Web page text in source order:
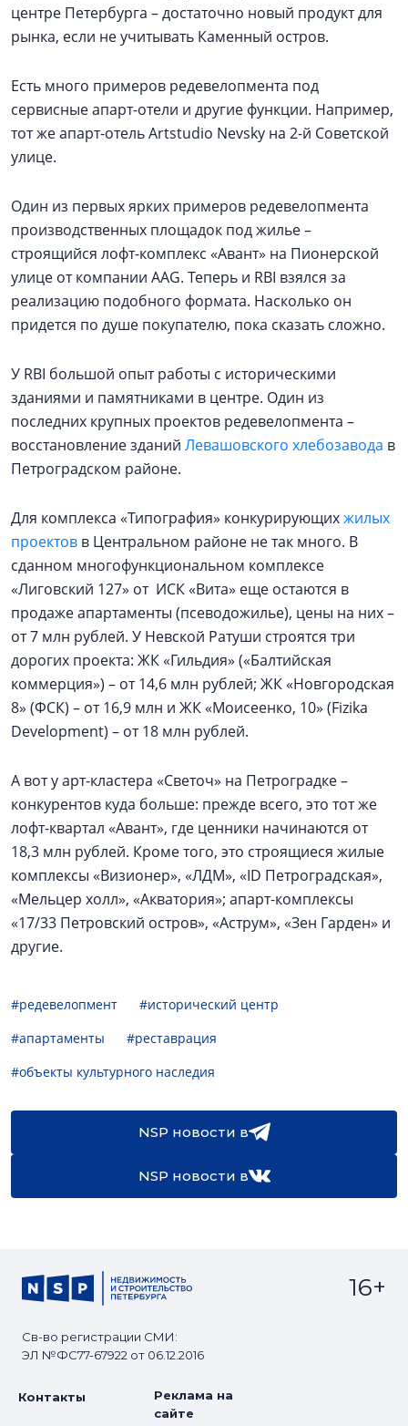
центре Петербурга – достаточно новый продукт для
рынка, если не учитывать Каменный остров.
Есть много примеров редевелопмента под
сервисные апарт-отели и другие функции. Например,
тот же апарт-отель Artstudio Nevsky на 2-й Советской
улице.
Один из первых ярких примеров редевелопмента
производственных площадок под жилье –
строящийся лофт-комплекс «Авант» на Пионерской
улице от компании AAG. Теперь и RBI взялся за
реализацию подобного формата. Насколько он
придется по душе покупателю, пока сказать сложно.
У RBI большой опыт работы с историческими
зданиями и памятниками в центре. Один из
последних крупных проектов редевелопмента –
восстановление зданий Левашовского хлебозавода в
Петроградском районе.
Для комплекса «Типография» конкурирующихжилых
проектов в Центральном районе не так много. В
сданном многофункциональном комплексе
«Лиговский 127» от ИСК «Вита» еще остаются в
продаже апартаменты (псеводожилье), цены на них –
от 7 млн рублей. У Невской Ратуши строятся три
дорогих проекта: ЖК «Гильдия» («Балтийская
коммерция») – от 14,6 млн рублей; ЖК «Новгородская
8» (ФСК) – от 16,9 млн и ЖК «Моисеенко, 10» (Fizika
Development) – от 18 млн рублей.
А вот у арт-кластера «Светоч» на Петроградке –
конкурентов куда больше: прежде всего, это тот же
лофт-квартал «Авант», где ценники начинаются от
18,3 млн рублей. Кроме того, это строящиеся жилые
комплексы «Визионер», «ЛДМ», «ID Петроградская»,
«Мельцер холл», «Акватория»; апарт-комплексы
«17/33 Петровский остров», «Аструм», «Зен Гарден» и
другие.
#редевелопмент
#исторический центр
#апартаменты
#реставрация
#объекты культурного наследия
NSP новости в
NSP новости в
Св-во регистрации СМИ:
ЭЛ №ФС77-67922 от 06.12.2016
16+
Контакты
Реклама на
сайте